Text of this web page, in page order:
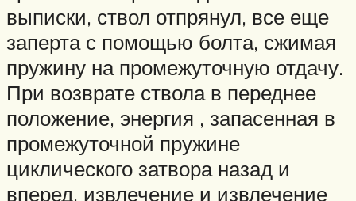
выписки, ствол отпрянул, все еще
заперта с помощью болта, сжимая
пружину на промежуточную отдачу.
При возврате ствола в переднее
положение, энергия , запасенная в
промежуточной пружине
циклического затвора назад и
вперед, извлечение и извлечение